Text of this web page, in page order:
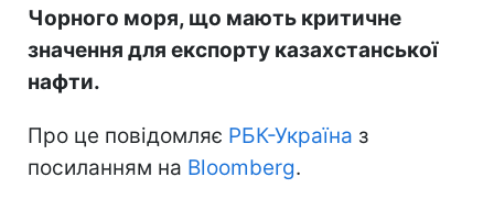
Чорного моря, що мають критичне
значення для експорту казахстанської
нафти.
Про це повідомляє РБК-Україна з
посиланням на Bloomberg.